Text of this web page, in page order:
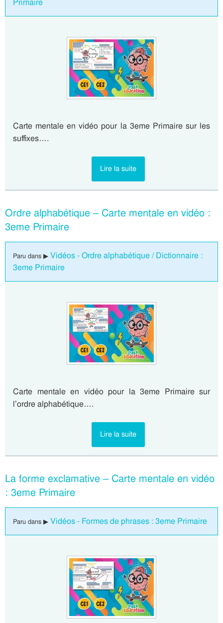
Primaire
Carte mentale en vidéo pour la 3eme Primaire sur les
suffixes….
Lire la suite
Ordre alphabétique – Carte mentale en vidéo :
3eme Primaire
Paru dans ▶ Vidéos - Ordre alphabétique / Dictionnaire :
3eme Primaire
Carte mentale en vidéo pour la 3eme Primaire sur
l’ordre alphabétique….
Lire la suite
La forme exclamative – Carte mentale en vidéo
: 3eme Primaire
Paru dans ▶ Vidéos - Formes de phrases : 3eme Primaire